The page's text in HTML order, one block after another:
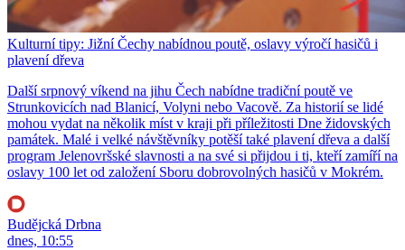
Kulturní tipy: Jižní Čechy nabídnou poutě, oslavy výročí hasičů i
plavení dřeva
Další srpnový víkend na jihu Čech nabídne tradiční poutě ve
Strunkovicích nad Blanicí, Volyni nebo Vacově. Za historií se lidé
mohou vydat na několik míst v kraji při příležitosti Dne židovských
památek. Malé i velké návštěvníky potěší také plavení dřeva a další
program Jelenovršské slavnosti a na své si přijdou i ti, kteří zamíří na
oslavy 100 let od založení Sboru dobrovolných hasičů v Mokrém.
Budějcká Drbna
dnes, 10:55